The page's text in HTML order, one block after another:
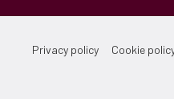
Privacy policy Cookie